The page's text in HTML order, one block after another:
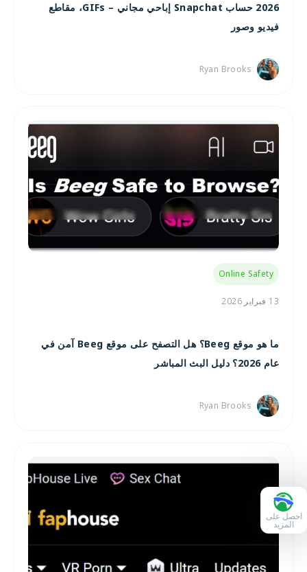
2026 حساب Snapchat إباحي مجاني – GIFs، مقاطع
فيديو وصور
Ryan Brooks
Online Safety
13 فبراير 2026
ما هو موقع Beeg؟ هل التصفح على موقع Beeg آمن في
عام 2026؟ دليل البث المباشر
Ryan Brooks
احصل على
المزيد